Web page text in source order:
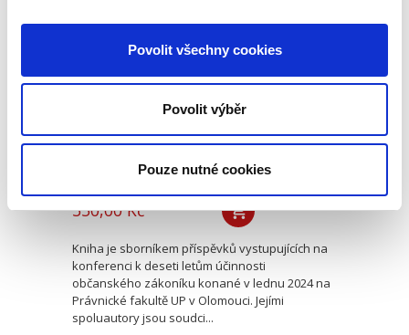
Povolit všechny cookies
Povolit výběr
Pouze nutné cookies
občanského
zákoníku
Renáta Šínová,
350,00 Kč
Kniha je sborníkem příspěvků vystupujících na
konferenci k deseti letům účinnosti
občanského zákoníku konané v lednu 2024 na
Právnické fakultě UP v Olomouci. Jejími
spoluautory jsou soudci...